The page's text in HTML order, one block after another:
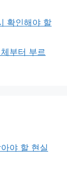
확인해야 할
부터 부르
야 할 현실